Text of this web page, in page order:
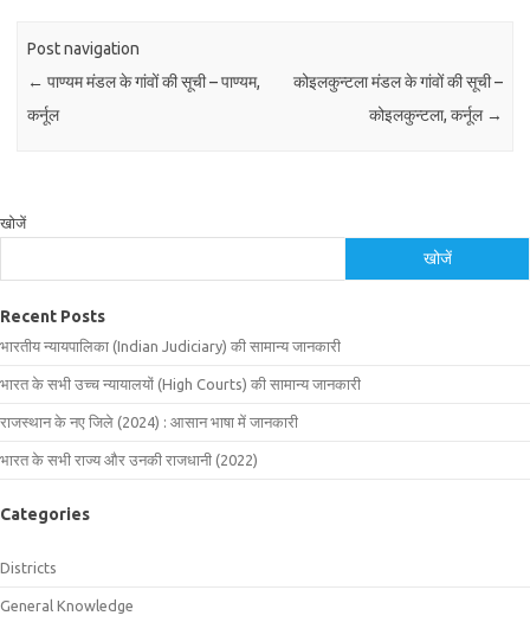
Post navigation
← पाण्यम मंडल के गांवों की सूची – पाण्यम,
कर्नूल
कोइलकुन्टला मंडल के गांवों की सूची –
कोइलकुन्टला, कर्नूल →
खोजें
खोजें
Recent Posts
भारतीय न्यायपालिका (Indian Judiciary) की सामान्य जानकारी
भारत के सभी उच्च न्यायालयों (High Courts) की सामान्य जानकारी
राजस्थान के नए जिले (2024) : आसान भाषा में जानकारी
भारत के सभी राज्य और उनकी राजधानी (2022)
Categories
Districts
General Knowledge